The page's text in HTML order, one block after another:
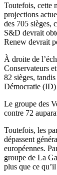
Toutefois, cette
projections
des 705 sièges,
S&D devrait
Renew devrait
À droite de
Conservateurs
82 sièges,
Démocratie (ID)
Le groupe des
contre 72
Toutefois, les
dépassent
européennes.
groupe de La
plus que ce